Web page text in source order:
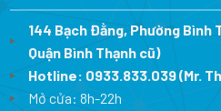
144 Bạch Đằng, Phường Bình
Quận Bình Thạnh cũ)
Hotline: 0933.833.039(Mr.
Mở cửa: 8h-22h